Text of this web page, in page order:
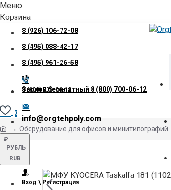
Меню
Корзина
8 (926) 106-72-08
8 (495) 088-42-17
8 (495) 961-26-58
Звонок бесплатный 8 (800) 700-06-12
info@orgtehpoly.com
₽
РУБЛЬ
RUB
Вход \ Регистрация
8 (800) 700-06-12
0
Оборудование для офисов и минитипографий